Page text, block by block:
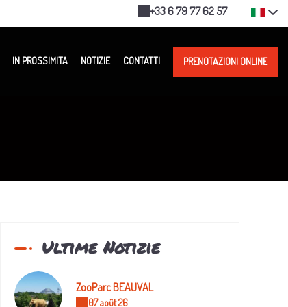
+33 6 79 77 62 57
IN PROSSIMITA NOTIZIE CONTATTI PRENOTAZIONI ONLINE
Ultime Notizie
ZooParc BEAUVAL
07 août 26